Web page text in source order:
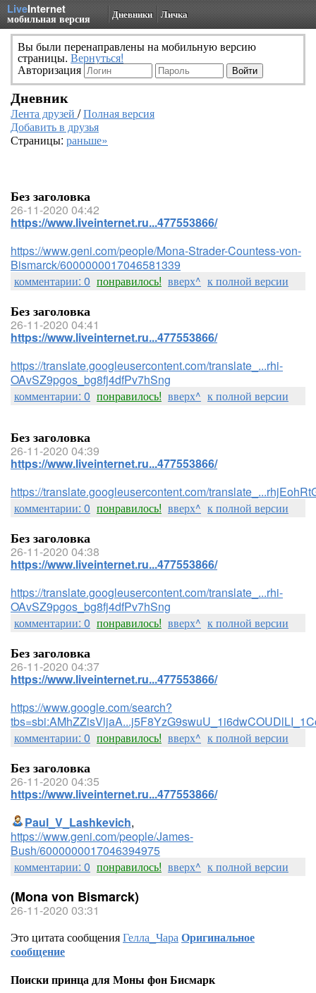
LiveInternet
мобильная версия Дневники Личка
Вы были перенаправлены на мобильную версию
страницы. Вернуться!
Авторизация
Дневник
Лента друзей /Полная версия
Добавить в друзья
Страницы: раньше»
Без заголовка
26-11-2020 04:42
https://www.liveinternet.ru...477553866/
https://www.geni.com/people/Mona-Strader-Countess-von-
Bismarck/6000000017046581339
комментарии: 0 понравилось! вверх^ к полной версии
Без заголовка
26-11-2020 04:41
https://www.liveinternet.ru...477553866/
https://translate.googleusercontent.com/translate_...rhi-
OAvSZ9pgos_bg8fj4dfPv7hSng
комментарии: 0 понравилось! вверх^ к полной версии
Без заголовка
26-11-2020 04:39
https://www.liveinternet.ru...477553866/
https://translate.googleusercontent.com/
комментарии: 0 понравилось! вверх^ к полной версии
Без заголовка
26-11-2020 04:38
https://www.liveinternet.ru...477553866/
https://translate.googleusercontent.com/translate_...rhi-
OAvSZ9pgos_bg8fj4dfPv7hSng
комментарии: 0 понравилось! вверх^ к полной версии
Без заголовка
26-11-2020 04:37
https://www.liveinternet.ru...477553866/
https://www.google.com/search?
комментарии: 0 понравилось! вверх^ к полной версии
Без заголовка
26-11-2020 04:35
https://www.liveinternet.ru...477553866/
Paul_V_Lashkevich,
https://www.geni.com/people/James-
Bush/6000000017046394975
комментарии: 0 понравилось! вверх^ к полной версии
(Mona von Bismarck)
26-11-2020 03:31
Это цитата сообщенияГелла_ЧараОригинальное
сообщение
Поиски принца для Моны фон Бисмарк